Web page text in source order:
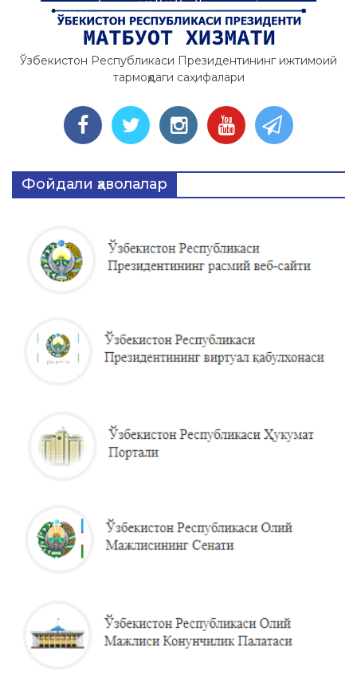
Ўзбекистон Республикаси Президентининг ижтимоий
тармоқдаги саҳифалари
Фойдали ҳаволалар